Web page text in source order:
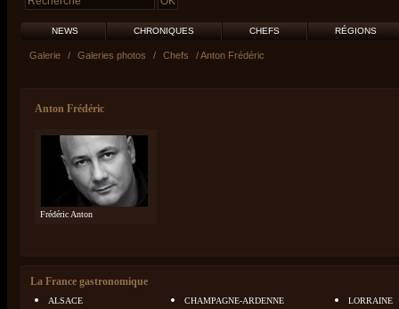
NEWS CHRONIQUES CHEFS RÉGIONS
Galerie / Galeries photos / Chefs / Anton Frédéric
Anton Frédéric
Frédéric Anton
La France gastronomique
ALSACE
CHAMPAGNE-ARDENNE
LORRAINE